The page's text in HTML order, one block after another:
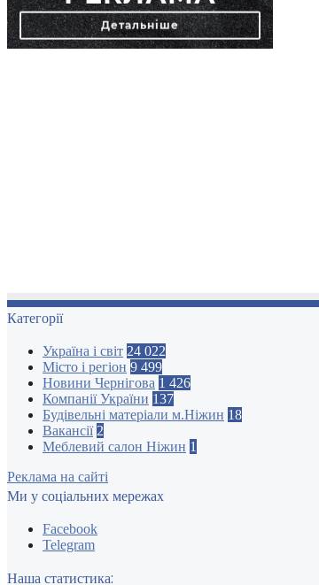
Категорії
Україна і світ 24 022
Місто і регіон 9 499
Новини Чернігова 1 426
Компанії України 137
Будівельні матеріали м.Ніжин 18
Вакансії 2
Меблевий салон Ніжин 1
Реклама на сайті
Ми у соціальних мережах
Facebook
Telegram
Наша статистика: